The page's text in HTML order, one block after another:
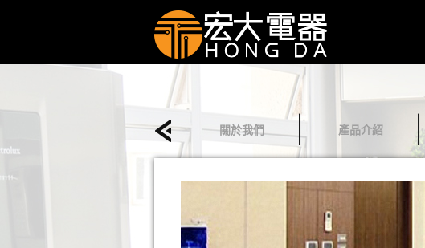
關於我們 產品介紹
回首頁